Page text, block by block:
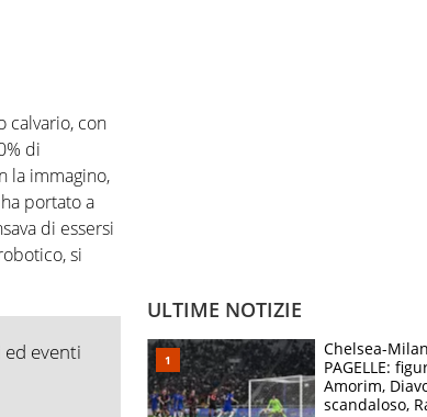
calvario, con
di
la immagino,
portato a
di essersi
si
eventi
ULTIME NOTIZIE
Chelsea-
PAGELLE:
Amorim,
scandaloso,